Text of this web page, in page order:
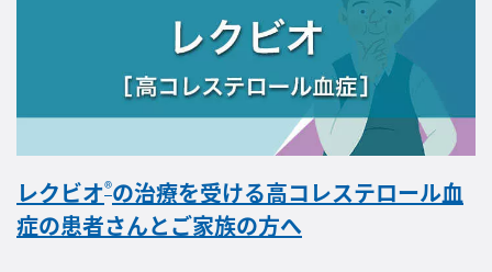
レクビオ®の治療を受ける高コレステロール血
症の患者さんとご家族の方へ